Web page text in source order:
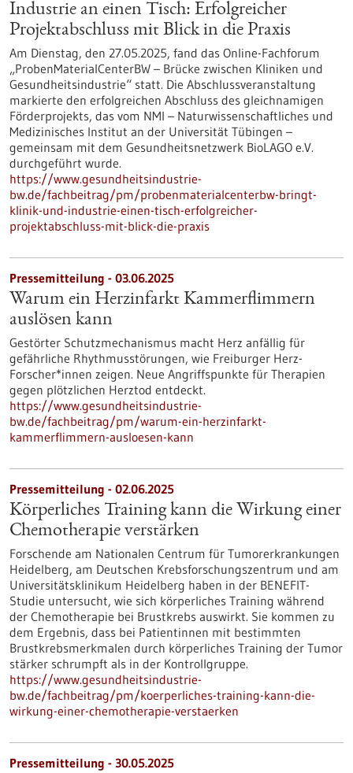
Industrie an einen Tisch: Erfolgreicher
Projektabschluss mit Blick in die Praxis
Am Dienstag, den 27.05.2025, fand das Online-Fachforum
„ProbenMaterialCenterBW – Brücke zwischen Kliniken und
Gesundheitsindustrie“ statt. Die Abschlussveranstaltung
markierte den erfolgreichen Abschluss des gleichnamigen
Förderprojekts, das vom NMI – Naturwissenschaftliches und
Medizinisches Institut an der Universität Tübingen –
gemeinsam mit dem Gesundheitsnetzwerk BioLAGO e.V.
durchgeführt wurde.
https://www.gesundheitsindustrie-
bw.de/fachbeitrag/pm/probenmaterialcenterbw-bringt-
klinik-und-industrie-einen-tisch-erfolgreicher-
projektabschluss-mit-blick-die-praxis
Pressemitteilung - 03.06.2025
Warum ein Herzinfarkt Kammerflimmern
auslösen kann
Gestörter Schutzmechanismus macht Herz anfällig für
gefährliche Rhythmusstörungen, wie Freiburger Herz-
Forscher*innen zeigen. Neue Angriffspunkte für Therapien
gegen plötzlichen Herztod entdeckt.
https://www.gesundheitsindustrie-
bw.de/fachbeitrag/pm/warum-ein-herzinfarkt-
kammerflimmern-ausloesen-kann
Pressemitteilung - 02.06.2025
Körperliches Training kann die Wirkung einer
Chemotherapie verstärken
Forschende am Nationalen Centrum für Tumorerkrankungen
Heidelberg, am Deutschen Krebsforschungszentrum und am
Universitätsklinikum Heidelberg haben in der BENEFIT-
Studie untersucht, wie sich körperliches Training während
der Chemotherapie bei Brustkrebs auswirkt. Sie kommen zu
dem Ergebnis, dass bei Patientinnen mit bestimmten
Brustkrebsmerkmalen durch körperliches Training der Tumor
stärker schrumpft als in der Kontrollgruppe.
https://www.gesundheitsindustrie-
bw.de/fachbeitrag/pm/koerperliches-training-kann-die-
wirkung-einer-chemotherapie-verstaerken
Pressemitteilung - 30.05.2025